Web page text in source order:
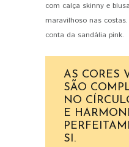
com calça skinny e
maravilhoso nas
conta da sandália pink.
AS CORES
SÃO
NO
E
SI.